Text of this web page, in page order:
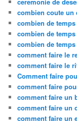
combien coute un
combien de
combien de
combien de
comment faire le
comment faire le
Comment faire
comment faire
comment faire un
comment faire un
comment faire un